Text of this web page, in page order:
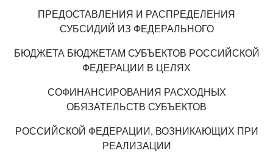
ПРЕДОСТАВЛЕНИЯ И РАСПРЕДЕЛЕНИЯ
СУБСИДИЙ ИЗ ФЕДЕРАЛЬНОГО
БЮДЖЕТА БЮДЖЕТАМ СУБЪЕКТОВ РОССИЙСКОЙ
ФЕДЕРАЦИИ В ЦЕЛЯХ
СОФИНАНСИРОВАНИЯ РАСХОДНЫХ
ОБЯЗАТЕЛЬСТВ СУБЪЕКТОВ
РОССИЙСКОЙ ФЕДЕРАЦИИ, ВОЗНИКАЮЩИХ ПРИ
РЕАЛИЗАЦИИ